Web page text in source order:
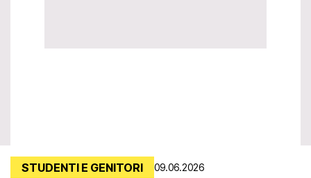
STUDENTI E GENITORI 09.06.2026